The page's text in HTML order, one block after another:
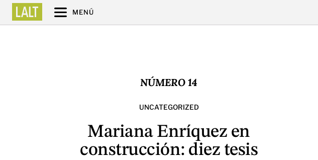
MENÚ
NÚMERO 14
UNCATEGORIZED
Mariana Enríquez en
construcción: diez tesis